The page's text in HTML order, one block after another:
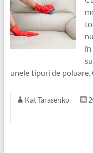
în
unele tipuri de
Kat Tarasenko